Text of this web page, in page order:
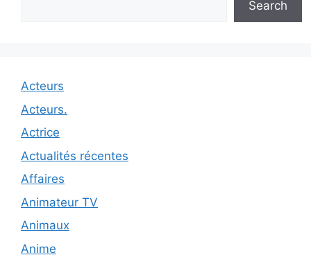
Search
Acteurs
Acteurs.
Actrice
Actualités récentes
Affaires
Animateur TV
Animaux
Anime